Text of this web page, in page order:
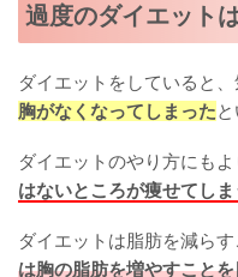
過度のダイエット
ダイエットをしていると
胸がなくなってしまった
ダイエットのやり方にもよ
はないところが痩せてし
ダイエットは脂肪を減らす
は胸の脂肪を増やすこと